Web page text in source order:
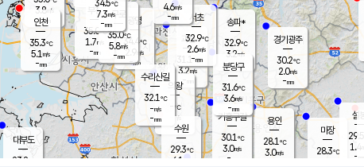
과천
31.1℃
3.2m/s
- mm
용인
28.1℃
3.0m/s
경기광주
30.2℃
2.0m/s
-mm
대부도
23.8
3.8 m/s
-mm
마장
28.3℃
의왕
- ℃
m/s
mm
설봉
29.5
1.4
- mm
광명
34.4 ℃
2.9 m/s
-mm
부천
35.0℃
1.7m/s
-mm
구로
35.0℃
5.8m/s
-mm
송파*
32.9℃
3.2m/s
-mm
서초
32.9℃
2.6m/s
-mm
기흥구갈
30.1℃
3.0m/s
-
수리산길
32.1℃
-m/s
-mm
분당구
31.6℃
3.6m/s
-mm
34.5℃
7.3m/s
-mm
수원
29.3℃
6.1 m/s
인천
35.3℃
5.1 m/s
-mm
4.6m/s
-mm